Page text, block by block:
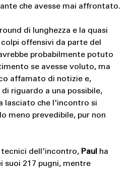
che avesse mai affrontato.
di lunghezza e la quasi
offensivi da parte del
probabilmente potuto
se avesse voluto, ma
affamato di notizie e,
riguardo a una possibile,
lasciato che l'incontro si
meno prevedibile, pur non
tecnici dell'incontro, Paul
ha
suoi 217 pugni, mentre